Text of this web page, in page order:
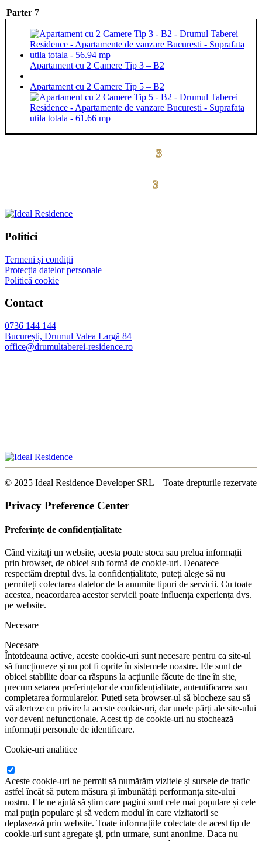
Parter 7
Apartament cu 2 Camere Tip 3 – B2
Apartament cu 2 Camere Tip 5 – B2
3
3
Politici
Termeni și condiții
Protecția datelor personale
Politică cookie
Contact
0736 144 144
București, Drumul Valea Largă 84
office@drumultaberei-residence.ro
© 2025 Ideal Residence Developer SRL – Toate drepturile rezervate
Privacy Preference Center
Preferințe de confidențialitate
Când vizitați un website, acesta poate stoca sau prelua informații
prin browser, de obicei sub formă de cookie-uri. Deoarece
respectăm dreptul dvs. la confidențialitate, puteți alege să nu
permiteți colectarea datelor de la anumite tipuri de servicii. Cu toate
acestea, neacordarea acestor servicii poate influența experiența dvs.
pe website.
Necesare
Necesare
Întotdeauna active, aceste cookie-uri sunt necesare pentru ca site-ul
să funcționeze și nu pot fi oprite în sistemele noastre. Ele sunt de
obicei stabilite doar ca răspuns la acțiunile făcute de tine în site,
precum setarea preferințelor de confidențialitate, autentificarea sau
completarea formularelor. Puteți seta browser-ul să blocheze sau să
vă alerteze cu privire la aceste cookie-uri, dar unele părți ale site-ului
vor deveni nefuncționale. Acest tip de cookie-uri nu stochează
informații personale de identificare.
Cookie-uri analitice
Aceste cookie-uri ne permit să numărăm vizitele și sursele de trafic
astfel încât să putem măsura și îmbunătăți performanța site-ului
nostru. Ele ne ajută să știm care pagini sunt cele mai populare și cele
mai puțin populare și să vedem modul în care vizitatorii se
deplasează prin website. Toate informațiile colectate de acest tip de
cookie-uri sunt agregate și, prin urmare, sunt anonime. Daca nu